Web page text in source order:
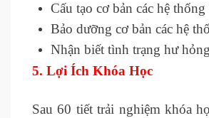
Cấu tạo cơ bản các hệ
Bảo dưỡng cơ bản các hệ
Nhận biết tình trạng hư
5. Lợi Ích Khóa Học
Sau 60 tiết trải nghiệm khóa